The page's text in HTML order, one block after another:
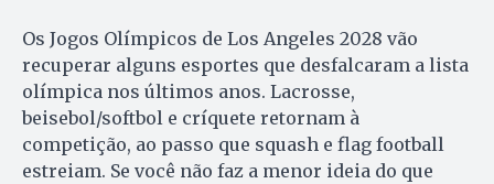
Os Jogos Olímpicos de Los Angeles 2028 vão
recuperar alguns esportes que desfalcaram a lista
olímpica nos últimos anos. Lacrosse,
beisebol/softbol e críquete retornam à
competição, ao passo que squash e flag football
estreiam. Se você não faz a menor ideia do que